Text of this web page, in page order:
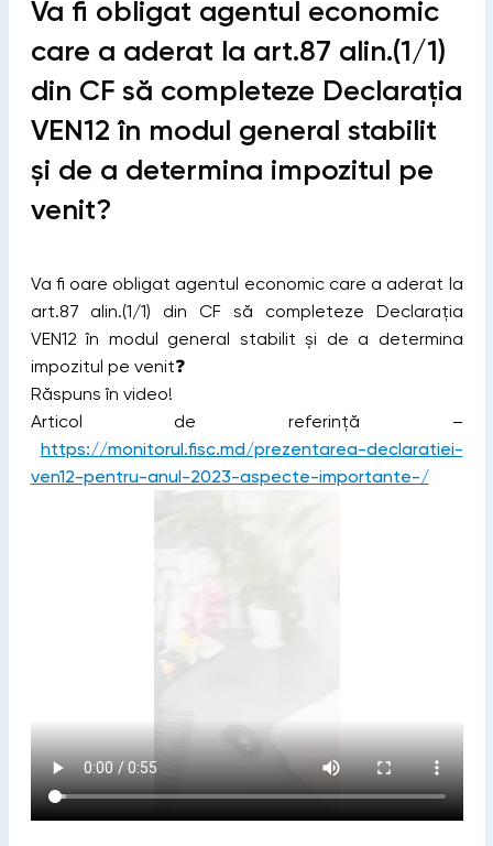
Va fi obligat agentul economic
care a aderat la art.87 alin.(1/1)
din CF să completeze Declarația
VEN12 în modul general stabilit
și de a determina impozitul pe
venit?
Va fi oare obligat agentul economic care a aderat la
art.87 alin.(1/1) din CF să completeze Declarația
VEN12 în modul general stabilit și de a determina
impozitul pe venit❓
Răspuns în video!
Articol de referință –
https://monitorul.fisc.md/prezentarea-declaratiei-
ven12-pentru-anul-2023-aspecte-importante-/